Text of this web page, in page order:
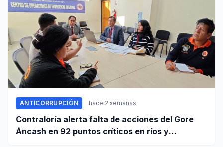
ANTICORRUPCIÓN hace 2 semanas
Contraloría alerta falta de acciones del Gore
Áncash en 92 puntos críticos en ríos y